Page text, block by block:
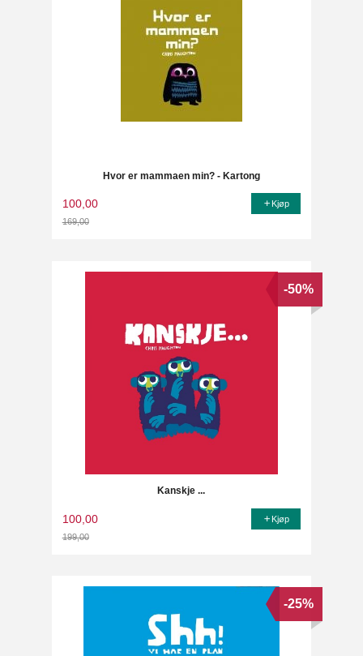
Hvor er mammaen min? - Kartong
100,00
169,00
Kjøp
Kanskje ...
100,00
199,00
-50%
Kjøp
-25%